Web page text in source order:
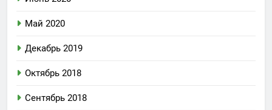
Май 2020
Декабрь 2019
Октябрь 2018
Сентябрь 2018